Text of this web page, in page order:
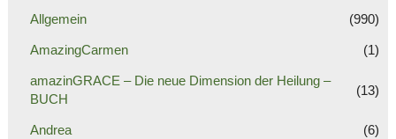
Allgemein (990)
AmazingCarmen (1)
amazinGRACE – Die neue Dimension der Heilung –
BUCH
(13)
Andrea (6)